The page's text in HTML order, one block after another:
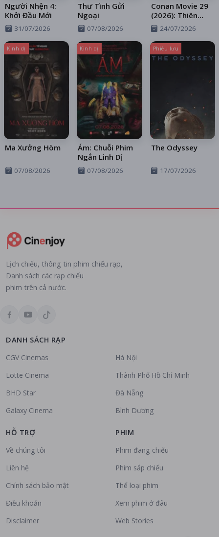
Người Nhện 4:
Khởi Đầu Mới
31/07/2026
Thư Tình Gửi
Ngoại
07/08/2026
Conan Movie 29
(2026): Thiên
Thần Sa Ngã
Trên Xa Lộ
24/07/2026
Kinh dị
Ma Xưởng Hòm
07/08/2026
Kinh dị
Ám: Chuỗi Phim
Ngắn Linh Dị
07/08/2026
Phiêu lưu
The Odyssey
17/07/2026
Lịch chiếu, thông tin phim chiếu rạp,
Danh sách các rạp chiếu
phim trên cả nước.
DANH SÁCH RẠP
CGV Cinemas
Lotte Cinema
BHD Star
Galaxy Cinema
Hà Nội
Thành Phố Hồ Chí Minh
Đà Nẵng
Bình Dương
HỖ TRỢ
Về chúng tôi
Liên hệ
Chính sách bảo mật
Điều khoản
Disclaimer
PHIM
Phim đang chiếu
Phim sắp chiếu
Thể loại phim
Xem phim ở đâu
Web Stories